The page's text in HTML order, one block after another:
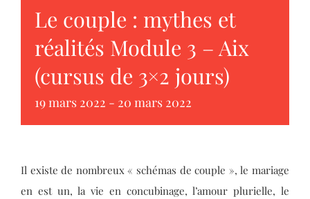
Le couple : mythes et
réalités Module 3 – Aix
(cursus de 3×2 jours)
19 mars 2022 - 20 mars 2022
Il existe de nombreux « schémas de couple », le mariage
en est un, la vie en concubinage, l’amour plurielle, le